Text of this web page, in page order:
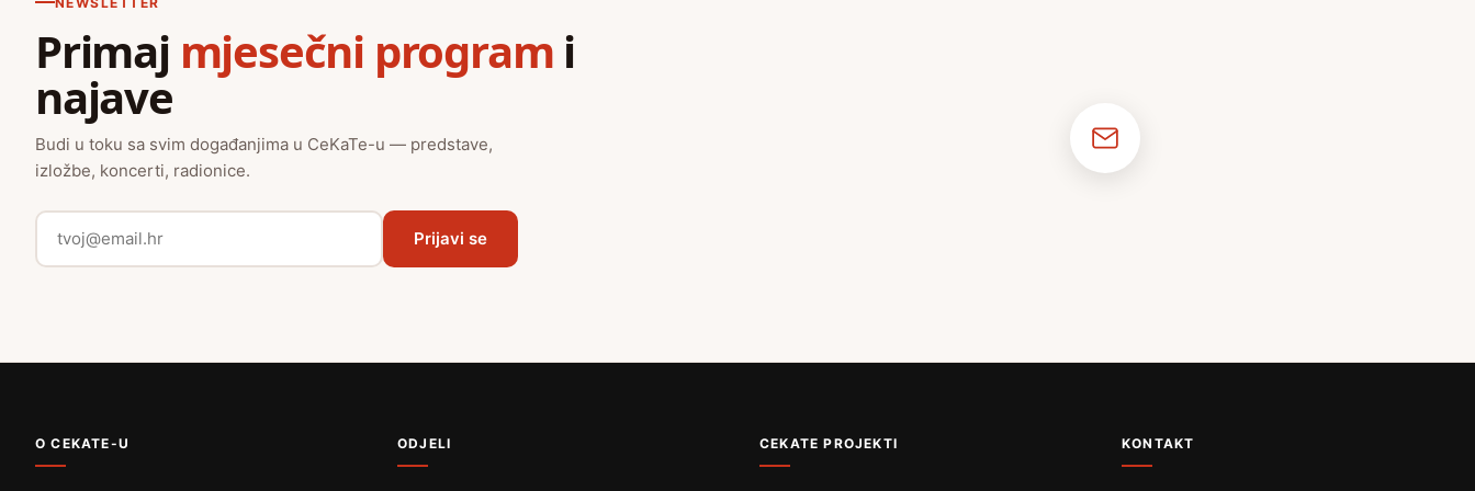
Primaj mjesečni program i
najave
Budi u toku sa svim događanjima u CeKaTe-u — predstave,
izložbe, koncerti, radionice.
Prijavi se
O CEKATE-U ODJELI CEKATE PROJEKTI KONTAKT